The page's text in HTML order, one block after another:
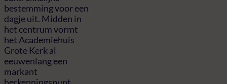
bestemming voor een
dagje uit. Midden in
het centrum vormt
het Academiehuis
Grote Kerk al
eeuwenlang een
markant